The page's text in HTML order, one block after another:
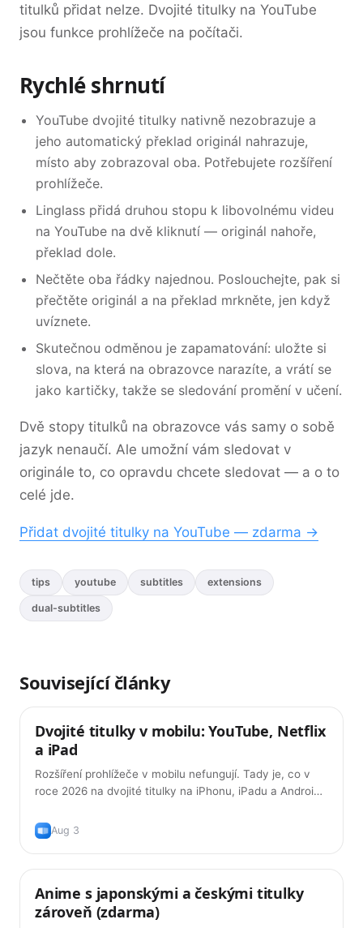
titulků přidat nelze. Dvojité titulky na YouTube
jsou funkce prohlížeče na počítači.
Rychlé shrnutí
YouTube dvojité titulky nativně nezobrazuje a
jeho automatický překlad originál nahrazuje,
místo aby zobrazoval oba. Potřebujete rozšíření
prohlížeče.
Linglass přidá druhou stopu k libovolnému videu
na YouTube na dvě kliknutí — originál nahoře,
překlad dole.
Nečtěte oba řádky najednou. Poslouchejte, pak si
přečtěte originál a na překlad mrkněte, jen když
uvíznete.
Skutečnou odměnou je zapamatování: uložte si
slova, na která na obrazovce narazíte, a vrátí se
jako kartičky, takže se sledování promění v učení.
Dvě stopy titulků na obrazovce vás samy o sobě
jazyk nenaučí. Ale umožní vám sledovat v
originále to, co opravdu chcete sledovat — a o to
celé jde.
Přidat dvojité titulky na YouTube — zdarma →
tips youtube subtitles extensions
dual-subtitles
Související články
Tipy
Dvojité titulky v mobilu: YouTube, Netflix
a iPad
Rozšíření prohlížeče v mobilu nefungují. Tady je, co v
roce 2026 na dvojité titulky na iPhonu, iPadu a Androidu
Aug 3
Tipy
Anime s japonskými a českými titulky
zároveň (zdarma)